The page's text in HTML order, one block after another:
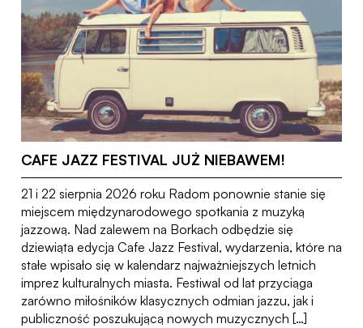
CAFE JAZZ FESTIVAL JUŻ NIEBAWEM!
21 i 22 sierpnia 2026 roku Radom ponownie stanie się
miejscem międzynarodowego spotkania z muzyką
jazzową. Nad zalewem na Borkach odbędzie się
dziewiąta edycja Cafe Jazz Festival, wydarzenia, które na
stałe wpisało się w kalendarz najważniejszych letnich
imprez kulturalnych miasta. Festiwal od lat przyciąga
zarówno miłośników klasycznych odmian jazzu, jak i
publiczność poszukującą nowych muzycznych […]